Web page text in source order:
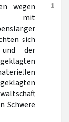
1
wegen
mit
sich
und der
Schwere